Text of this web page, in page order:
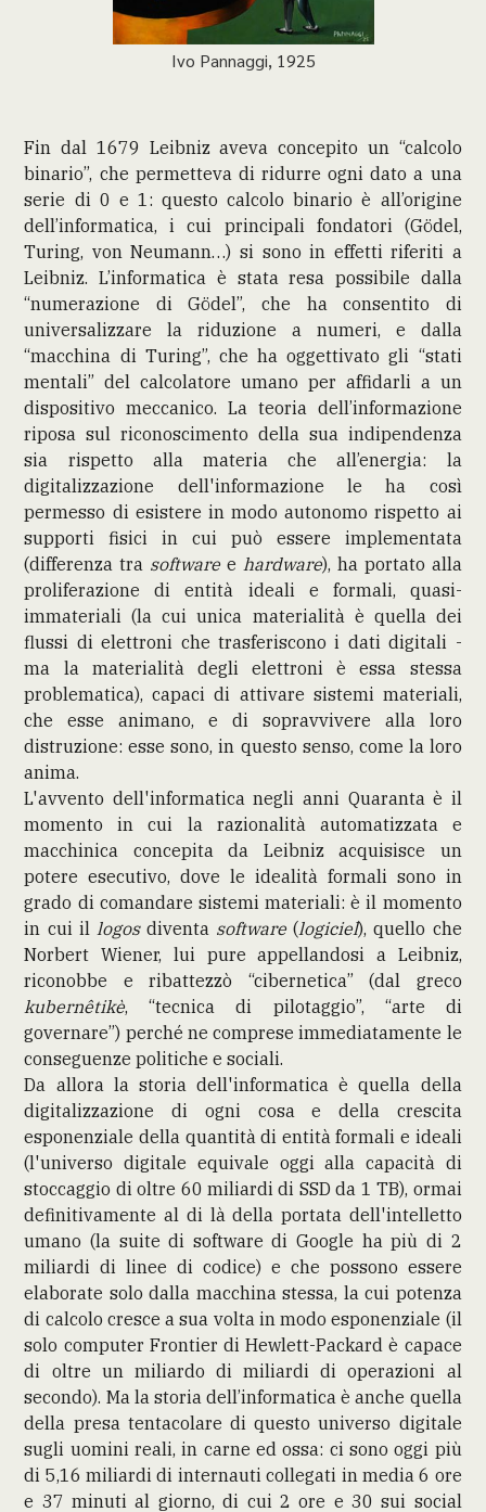
Ivo Pannaggi, 1925
Fin dal 1679 Leibniz aveva concepito un “calcolo
binario”, che permetteva di ridurre ogni dato a una
serie di 0 e 1: questo calcolo binario è all’origine
dell’informatica, i cui principali fondatori (Gödel,
Turing, von Neumann…) si sono in effetti riferiti a
Leibniz. L’informatica è stata resa possibile dalla
“numerazione di Gödel”, che ha consentito di
universalizzare la riduzione a numeri, e dalla
“macchina di Turing”, che ha oggettivato gli “stati
mentali” del calcolatore umano per affidarli a un
dispositivo meccanico. La teoria dell’informazione
riposa sul riconoscimento della sua indipendenza
sia rispetto alla materia che all’energia: la
digitalizzazione dell'informazione le ha così
permesso di esistere in modo autonomo rispetto ai
supporti fisici in cui può essere implementata
(differenza tra softwaree hardware), ha portato alla
proliferazione di entità ideali e formali, quasi-
immateriali (la cui unica materialità è quella dei
flussi di elettroni che trasferiscono i dati digitali -
ma la materialità degli elettroni è essa stessa
problematica), capaci di attivare sistemi materiali,
che esse animano, e di sopravvivere alla loro
distruzione: esse sono, in questo senso, come la loro
anima.
L'avvento dell'informatica negli anni Quaranta è il
momento in cui la razionalità automatizzata e
macchinica concepita da Leibniz acquisisce un
potere esecutivo, dove le idealità formali sono in
grado di comandare sistemi materiali: è il momento
in cui il logosdiventa software(logiciel), quello che
Norbert Wiener, lui pure appellandosi a Leibniz,
riconobbe e ribattezzò “cibernetica” (dal greco
kubernêtikè, “tecnica di pilotaggio”, “arte di
governare”) perché ne comprese immediatamente le
conseguenze politiche e sociali.
Da allora la storia dell'informatica è quella della
digitalizzazione di ogni cosa e della crescita
esponenziale della quantità di entità formali e ideali
(l'universo digitale equivale oggi alla capacità di
stoccaggio di oltre 60 miliardi di SSD da 1 TB), ormai
definitivamente al di là della portata dell'intelletto
umano (la suite di software di Google ha più di 2
miliardi di linee di codice) e che possono essere
elaborate solo dalla macchina stessa, la cui potenza
di calcolo cresce a sua volta in modo esponenziale (il
solo computer Frontier di Hewlett-Packard è capace
di oltre un miliardo di miliardi di operazioni al
secondo). Ma la storia dell’informatica è anche quella
della presa tentacolare di questo universo digitale
sugli uomini reali, in carne ed ossa: ci sono oggi più
di 5,16 miliardi di internauti collegati in media 6 ore
e 37 minuti al giorno, di cui 2 ore e 30 sui social